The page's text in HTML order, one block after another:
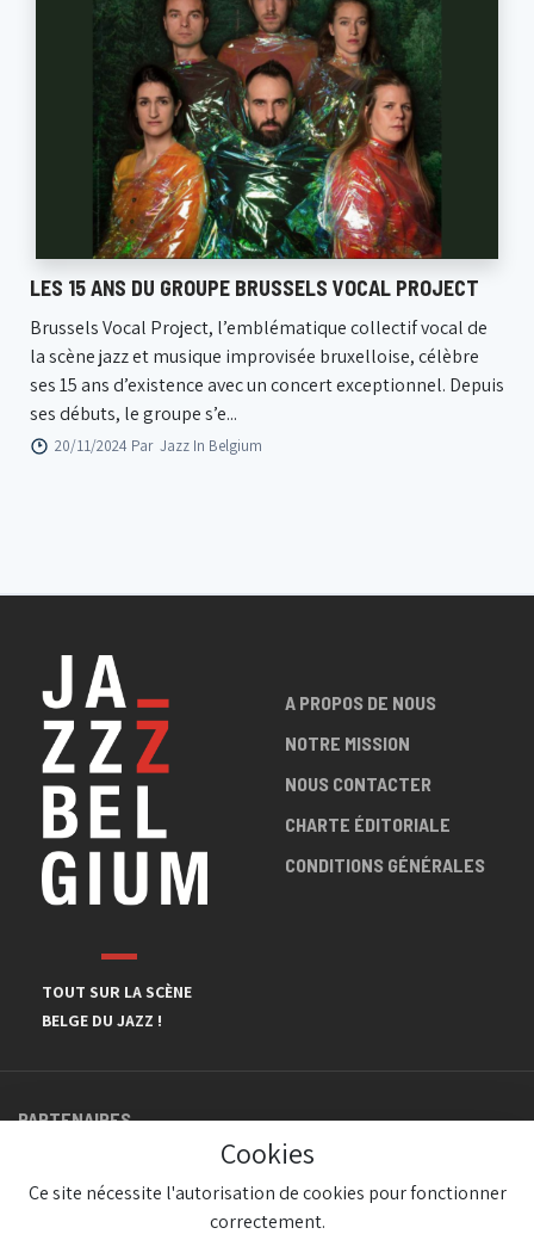
LES 15 ANS DU GROUPE BRUSSELS VOCAL PROJECT
Brussels Vocal Project, l’emblématique collectif vocal de
la scène jazz et musique improvisée bruxelloise, célèbre
ses 15 ans d’existence avec un concert exceptionnel. Depuis
ses débuts, le groupe s’e...
20/11/2024 Par Jazz In Belgium
TOUT SUR LA SCÈNE
BELGE DU JAZZ !
A PROPOS DE NOUS
NOTRE MISSION
NOUS CONTACTER
CHARTE ÉDITORIALE
CONDITIONS GÉNÉRALES
PARTENAIRES
Cookies
Ce site nécessite l'autorisation de cookies pour fonctionner
correctement.